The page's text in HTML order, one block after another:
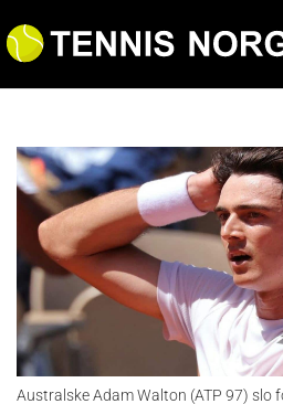
Australske Adam Walton (ATP 97) slo